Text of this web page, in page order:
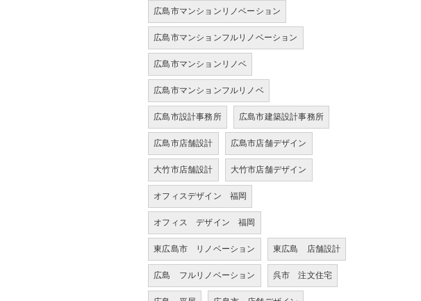
広島市マンションリノベーション
広島市マンションフルリノベーション
広島市マンションリノベ
広島市マンションフルリノベ
広島市設計事務所 広島市建築設計事務所
広島市店舗設計 広島市店舗デザイン
大竹市店舗設計 大竹市店舗デザイン
オフィスデザイン 福岡
オフィス デザイン 福岡
東広島市 リノベーション 東広島 店舗設計
広島 フルリノベーション 呉市 注文住宅